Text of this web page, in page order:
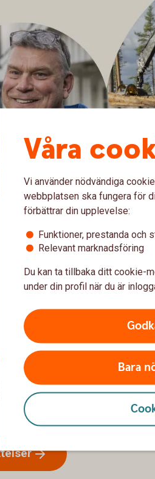
eldsjälar
finns en berättelse. Läs
och hur rätt stöd från Kinda-Ydre
Våra
Vi använder nödvändiga
webbplatsen ska fungera för
förbättrar din upplevelse:
Funktioner, prestanda och
Relevant marknadsföring
Du kan ta tillbaka ditt cookie-
under din profil när du är
Bara